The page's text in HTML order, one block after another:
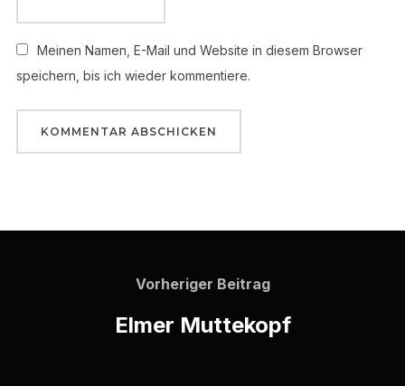
Meinen Namen, E-Mail und Website in diesem Browser
speichern, bis ich wieder kommentiere.
Vorheriger
Vorheriger Beitrag
Elmer Muttekopf